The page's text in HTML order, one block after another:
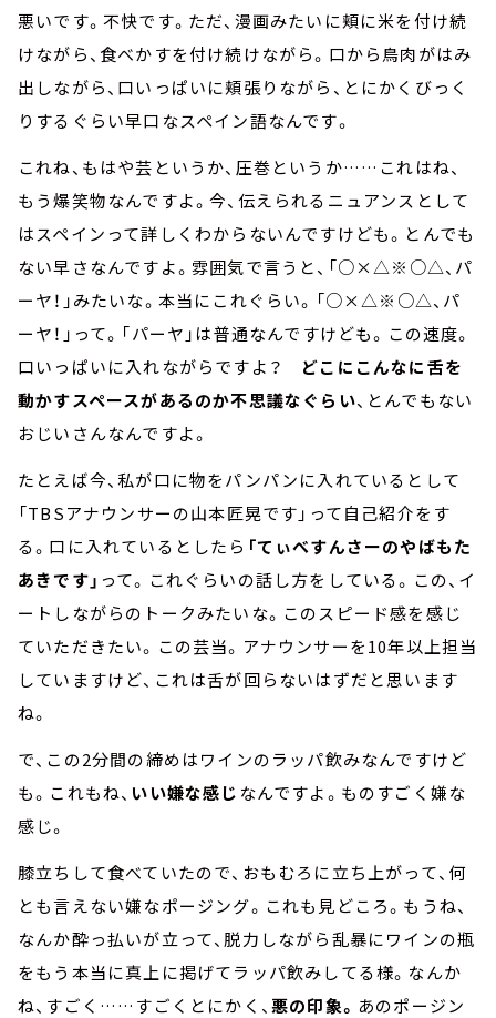
悪いです。不快です。ただ、漫画みたいに頬に米を付け続
けながら、食べかすを付け続けながら。口から鳥肉がはみ
出しながら、口いっぱいに頬張りながら、とにかくびっく
りするぐらい早口なスペイン語なんです。
これね、もはや芸というか、圧巻というか……これはね、
もう爆笑物なんですよ。今、伝えられるニュアンスとして
はスペインって詳しくわからないんですけども。とんでも
ない早さなんですよ。雰囲気で言うと、「○×△※○△、パ
ーヤ！」みたいな。本当にこれぐらい。「○×△※○△、パ
ーヤ！」って。「パーヤ」は普通なんですけども。この速度。
口いっぱいに入れながらですよ？ どこにこんなに舌を
動かすスペースがあるのか不思議なぐらい、とんでもない
おじいさんなんですよ。
たとえば今、私が口に物をパンパンに入れているとして
「TBSアナウンサーの山本匠晃です」って自己紹介をす
る。口に入れているとしたら 「てぃべすんさーのやばもた
あきです」 って。これぐらいの話し方をしている。この、イ
ートしながらのトークみたいな。このスピード感を感じ
ていただきたい。この芸当。アナウンサーを10年以上担当
していますけど、これは舌が回らないはずだと思います
ね。
で、この2分間の締めはワインのラッパ飲みなんですけど
も。これもね、 いい嫌な感じ なんですよ。ものすごく嫌な
感じ。
膝立ちして食べていたので、おもむろに立ち上がって、何
とも言えない嫌なポージング。これも見どころ。もうね、
なんか酔っ払いが立って、脱力しながら乱暴にワインの瓶
をもう本当に真上に掲げてラッパ飲みしてる様。なんか
ね、すごく……すごくとにかく、 悪の印象。 あのポージン